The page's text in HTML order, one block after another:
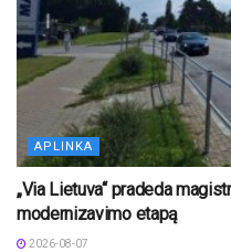
APLINKA
„Via Lietuva“ pradeda
modernizavimo etapą
2026-08-07